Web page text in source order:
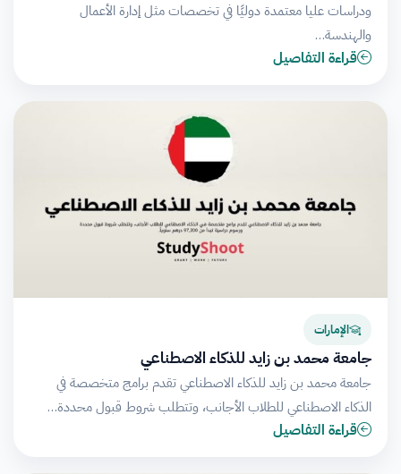
ودراسات عليا معتمدة دوليًا في تخصصات مثل إدارة الأعمال
والهندسة…
قراءة التفاصيل
الإمارات
جامعة محمد بن زايد للذكاء الاصطناعي
جامعة محمد بن زايد للذكاء الاصطناعي تقدم برامج متخصصة في
الذكاء الاصطناعي للطلاب الأجانب، وتتطلب شروط قبول محددة…
قراءة التفاصيل